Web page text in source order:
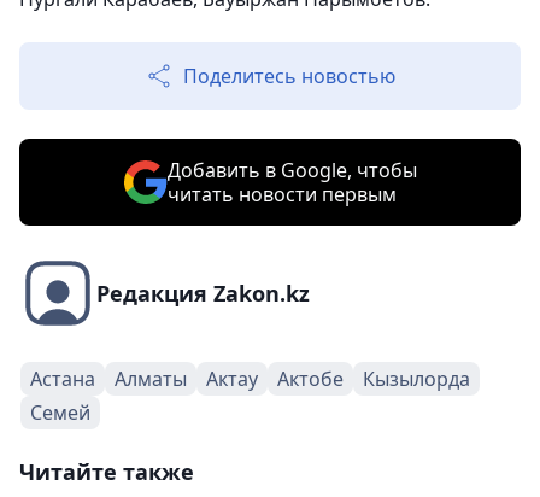
Поделитесь новостью
Добавить в Google, чтобы
читать новости первым
Редакция Zakon.kz
Астана Алматы Актау Актобе
Кызылорда
Семей
Читайте также